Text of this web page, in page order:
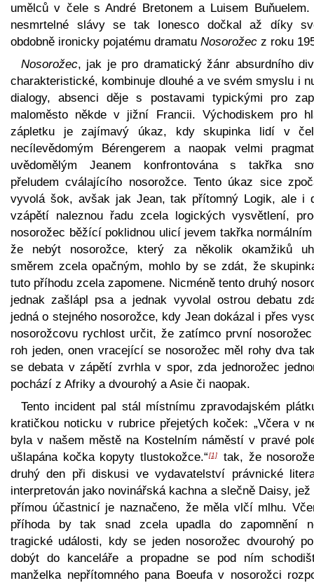
umělců v čele s André Bretonem a Luisem Buňuelem.
nesmrtelné slávy se tak Ionesco dočkal až díky
obdobně ironicky pojatému dramatu Nosorožec z roku
Nosorožec, jak je pro dramatický žánr absurdního
charakteristické, kombinuje dlouhé a ve svém smyslu i
dialogy, absenci děje s postavami typickými pro
maloměsto někde v jižní Francii. Východiskem pro
zápletku je zajímavý úkaz, kdy skupinka lidí v
necílevědomým Bérengerem a naopak velmi
uvědomělým Jeanem konfrontována s takřka
přeludem cválajícího nosorožce. Tento úkaz sice
vyvolá šok, avšak jak Jean, tak přítomný Logik, ale i
vzápětí naleznou řadu zcela logických vysvětlení,
nosorožec běžící poklidnou ulicí jevem takřka
že nebýt nosorožce, který za několik okamžiků
směrem zcela opačným, mohlo by se zdát, že
tuto příhodu zcela zapomene. Nicméně tento druhý
jednak zašlápl psa a jednak vyvolal ostrou debatu
jedná o stejného nosorožce, kdy Jean dokázal i přes
nosorožcovu rychlost určit, že zatímco první
roh jeden, onen vracející se nosorožec měl rohy dva
se debata v zápětí zvrhla v spor, zda jednorožec
pochází z Afriky a dvourohý a Asie či naopak.
Tento incident pal stál místnímu zpravodajském
kratičkou noticku v rubrice přejetých koček: „Včera v
byla v našem městě na Kostelním náměstí v pravé
ušlapána kočka kopyty tlustokožce.“[1]
tak, že
druhý den při diskusi ve vydavatelství právnické
interpretován jako novinářská kachna a slečně Daisy, jež
přímou účastnicí je naznačeno, že měla vlčí mlhu.
příhoda by tak snad zcela upadla do zapomnění
tragické události, kdy se jeden nosorožec dvourohý
dobýt do kanceláře a propadne se pod ním
manželka nepřítomného pana Boeufa v nosorožci